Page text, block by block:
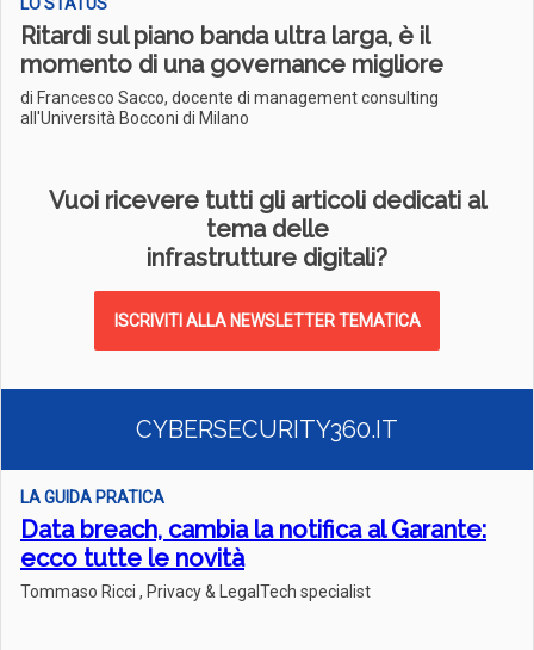
Ritardi sul piano banda ultra larga, è il
momento di una governance migliore
di Francesco Sacco, docente di management consulting
all'Università Bocconi di Milano
Vuoi ricevere tutti gli articoli dedicati al
tema delle
infrastrutture digitali?
ISCRIVITI ALLA NEWSLETTER TEMATICA
CYBERSECURITY360.IT
LA GUIDA PRATICA
Data breach, cambia la notifica al Garante:
ecco tutte le novità
Tommaso Ricci , Privacy & LegalTech specialist